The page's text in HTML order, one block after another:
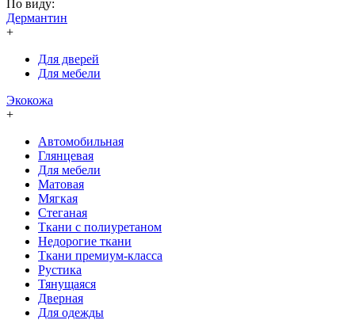
По виду:
Дермантин
+
Для дверей
Для мебели
Экокожа
+
Автомобильная
Глянцевая
Для мебели
Матовая
Мягкая
Стеганая
Ткани с полиуретаном
Недорогие ткани
Ткани премиум-класса
Рустика
Тянущаяся
Дверная
Для одежды